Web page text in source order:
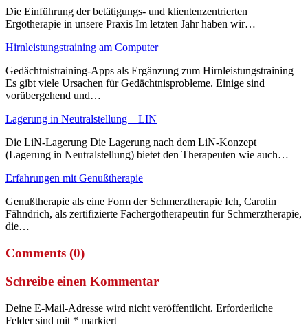
Die Einführung der betätigungs- und klientenzentrierten
Ergotherapie in unsere Praxis Im letzten Jahr haben wir…
Hirnleistungstraining am Computer
Gedächtnistraining-Apps als Ergänzung zum Hirnleistungstraining
Es gibt viele Ursachen für Gedächtnisprobleme. Einige sind
vorübergehend und…
Lagerung in Neutralstellung – LIN
Die LiN-Lagerung Die Lagerung nach dem LiN-Konzept
(Lagerung in Neutralstellung) bietet den Therapeuten wie auch…
Erfahrungen mit Genußtherapie
Genußtherapie als eine Form der Schmerztherapie Ich, Carolin
Fähndrich, als zertifizierte Fachergotherapeutin für Schmerztherapie,
die…
Comments (0)
Schreibe einen Kommentar
Deine E-Mail-Adresse wird nicht veröffentlicht. Erforderliche
Felder sind mit * markiert